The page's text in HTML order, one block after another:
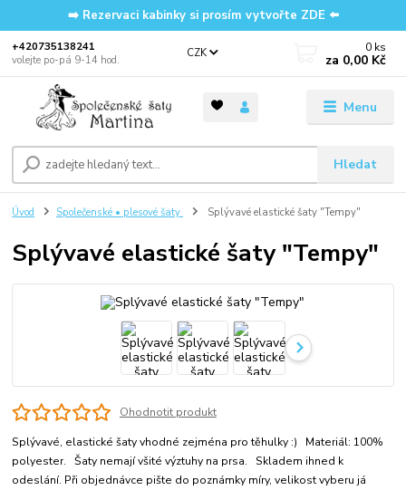
➡️ Rezervaci kabinky si prosím vytvořte ZDE ⬅️
Menu
CZK
Hledat
‭+420735138241
volejte po-pá 9-14 hod.
0 ks
za 0,00 Kč
Úvod Společenské • plesové šaty Splývavé elastické šaty "Tempy"
Splývavé elastické šaty "Tempy"
Ohodnotit produkt
Splývavé, elastické šaty vhodné zejména pro těhulky :) Materiál: 100%
polyester. Šaty nemají všité výztuhy na prsa. Skladem ihned k
odeslání. Při objednávce pište do poznámky míry, velikost vyberu já